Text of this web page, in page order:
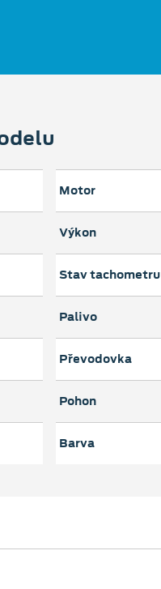
Motor
Výkon
Stav tachometru
Palivo
Převodovka
Pohon
Barva